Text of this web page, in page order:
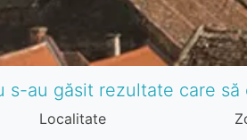
s-au găsit rezultate care
Localitate